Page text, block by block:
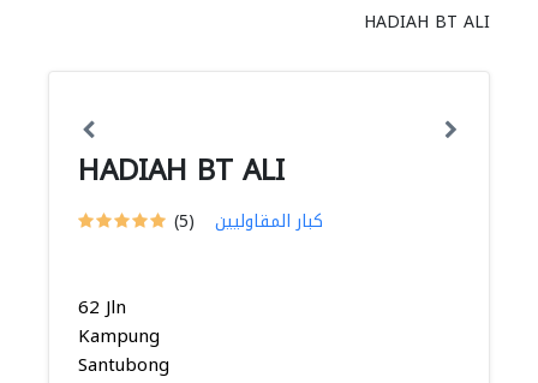
HADIAH BT ALI
HADIAH BT ALI
(5) كبار المقاوليين
62 Jln
Kampung
Santubong